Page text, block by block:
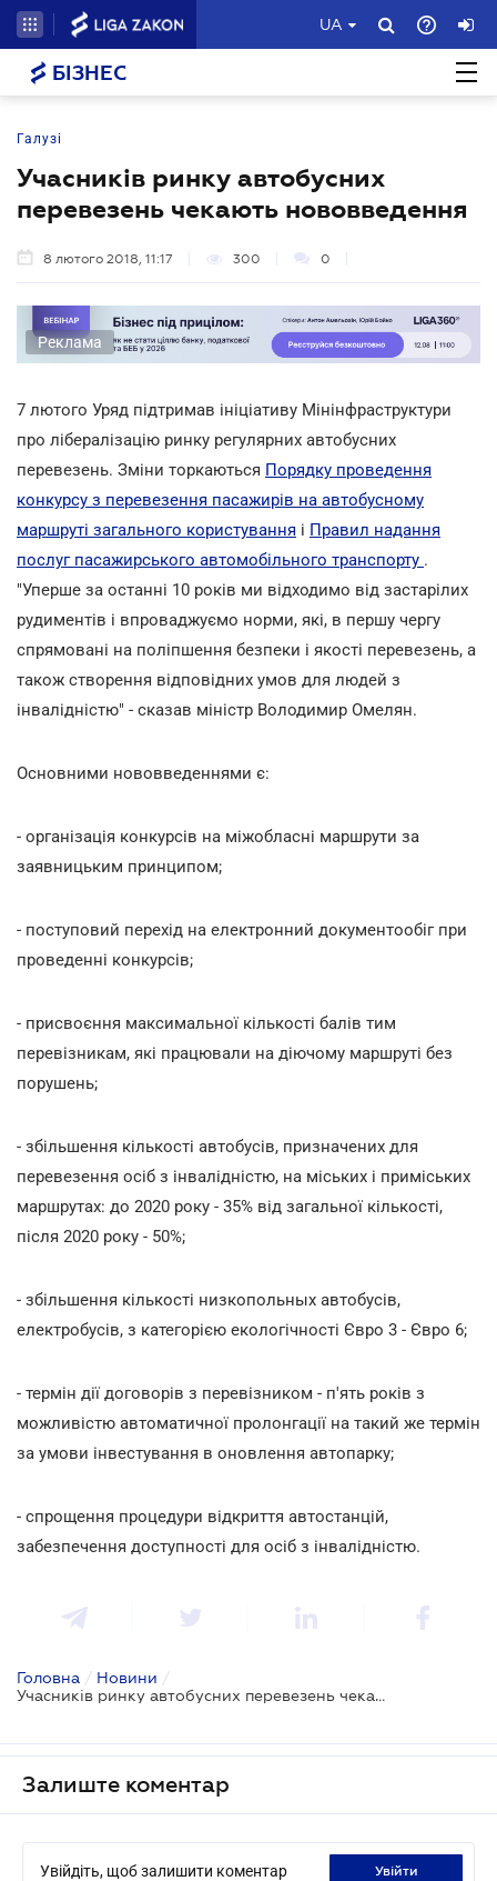
UA
БІЗНЕС
Галузі
Учасників ринку автобусних
перевезень чекають нововведення
8 лютого 2018, 11:17 300 0
Реклама
7 лютого Уряд підтримав ініціативу Мінінфраструктури
про лібералізацію ринку регулярних автобусних
перевезень. Зміни торкаються Порядку проведення
конкурсу з перевезення пасажирів на автобусному
маршруті загального користування і Правил надання
послуг пасажирського автомобільного транспорту .
"Уперше за останні 10 років ми відходимо від застарілих
рудиментів і впроваджуємо норми, які, в першу чергу
спрямовані на поліпшення безпеки і якості перевезень, а
також створення відповідних умов для людей з
інвалідністю" - сказав міністр Володимир Омелян.
Основними нововведеннями є:
- організація конкурсів на міжобласні маршрути за
заявницьким принципом;
- поступовий перехід на електронний документообіг при
проведенні конкурсів;
- присвоєння максимальної кількості балів тим
перевізникам, які працювали на діючому маршруті без
порушень;
- збільшення кількості автобусів, призначених для
перевезення осіб з інвалідністю, на міських і приміських
маршрутах: до 2020 року - 35% від загальної кількості,
після 2020 року - 50%;
- збільшення кількості низкопольных автобусів,
електробусів, з категорією екологічності Євро 3 - Євро 6;
- термін дії договорів з перевізником - п'ять років з
можливістю автоматичної пролонгації на такий же термін
за умови інвестування в оновлення автопарку;
- спрощення процедури відкриття автостанцій,
забезпечення доступності для осіб з інвалідністю.
Головна / Новини /
Учасників ринку автобусних перевезень чекають нововведення
Залиште коментар
Увійдіть, щоб залишити коментар увійти